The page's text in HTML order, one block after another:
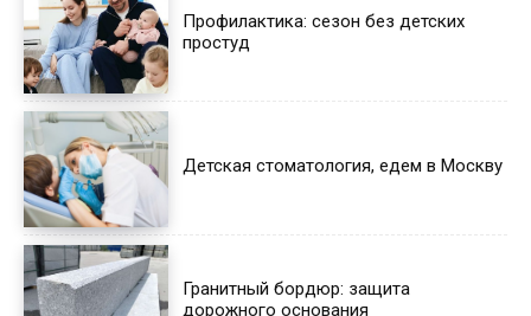
Профилактика: сезон без детских
простуд
Детская стоматология, едем в Москву
Гранитный бордюр: защита
дорожного основания